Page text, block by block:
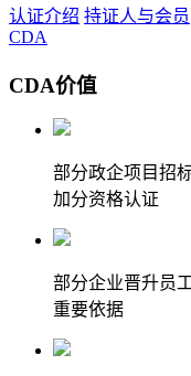
认证介绍 持证人与会员
CDA
CDA价值
部分政企项目招
加分资格认证
部分企业晋升员
重要依据